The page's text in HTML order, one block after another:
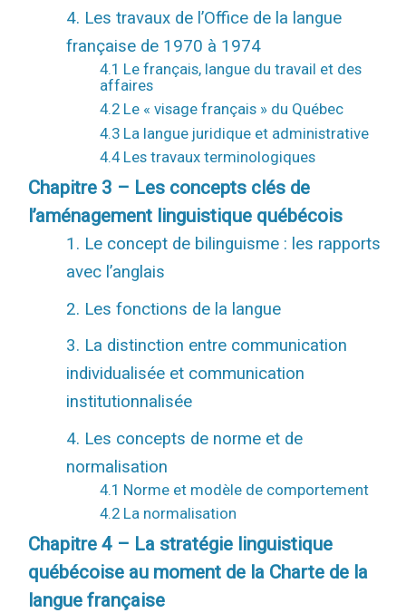
4. Les travaux de l’Office de la langue
française de 1970 à 1974
4.1 Le français, langue du travail et des
affaires
4.2 Le « visage français » du Québec
4.3 La langue juridique et administrative
4.4 Les travaux terminologiques
Chapitre 3 – Les concepts clés de
l’aménagement linguistique québécois
1. Le concept de bilinguisme : les rapports
avec l’anglais
2. Les fonctions de la langue
3. La distinction entre communication
individualisée et communication
institutionnalisée
4. Les concepts de norme et de
normalisation
4.1 Norme et modèle de comportement
4.2 La normalisation
Chapitre 4 – La stratégie linguistique
québécoise au moment de la Charte de la
langue française